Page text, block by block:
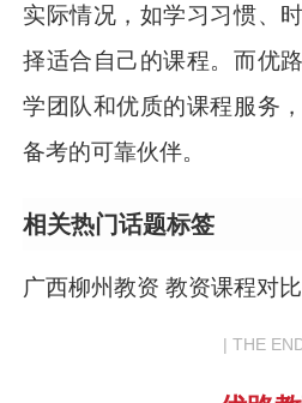
实际情况，如学习习惯、
择适合自己的课程。而优
学团队和优质的课程服务
备考的可靠伙伴。
相关热门话题标签
广西柳州教资 教资课程对
| THE